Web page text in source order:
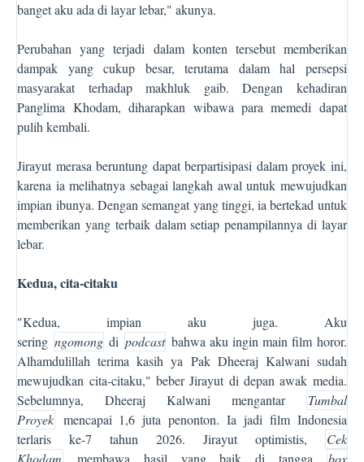
banget aku ada di layar lebar," akunya.
Perubahan yang terjadi dalam konten tersebut memberikan
dampak yang cukup besar, terutama dalam hal persepsi
masyarakat terhadap makhluk gaib. Dengan kehadiran
Panglima Khodam, diharapkan wibawa para memedi dapat
pulih kembali.
Jirayut merasa beruntung dapat berpartisipasi dalam proyek ini,
karena ia melihatnya sebagai langkah awal untuk mewujudkan
impian ibunya. Dengan semangat yang tinggi, ia bertekad untuk
memberikan yang terbaik dalam setiap penampilannya di layar
lebar.
Kedua, cita-citaku
"Kedua, impian aku juga. Aku
sering ngomong di podcast bahwa aku ingin main film horor.
Alhamdulillah terima kasih ya Pak Dheeraj Kalwani sudah
mewujudkan cita-citaku," beber Jirayut di depan awak media.
Sebelumnya, Dheeraj Kalwani mengantar
Tumbal
Proyek mencapai 1,6 juta penonton. Ia jadi film Indonesia
terlaris ke-7 tahun 2026. Jirayut optimistis,
Cek